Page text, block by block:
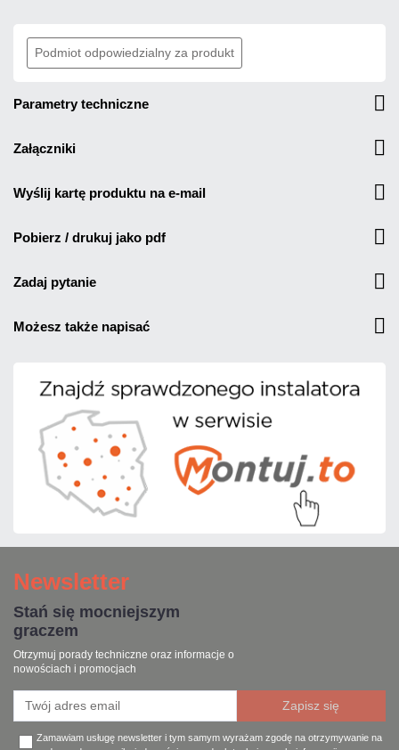
Podmiot odpowiedzialny za produkt
parametry techniczne
załączniki
wyślij kartę produktu na e-mail
pobierz / drukuj jako pdf
zadaj pytanie
możesz także napisać
Newsletter
Stań się mocniejszym
graczem
Otrzymuj porady techniczne oraz informacje o
nowościach i promocjach
Zamawiam usługę newsletter i tym samym wyrażam zgodę na otrzymywanie na